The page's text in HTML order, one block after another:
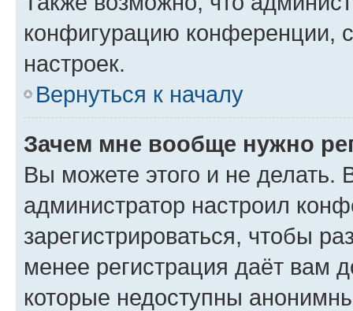
конфигурацию конференции,
настроек.
Вернуться к началу
Зачем мне вообще нужно
Вы можете этого и не делать.
администратор настроил
зарегистрироваться, чтобы
менее регистрация даёт вам
которые недоступны